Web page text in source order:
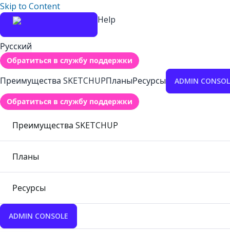
Skip to Content
Help
Русский
Обратиться в службу поддержки
Преимущества SKETCHUPПланыРесурсы ADMIN
Обратиться в службу поддержки
Преимущества SKETCHUP
Планы
Ресурсы
ADMIN CONSOLE